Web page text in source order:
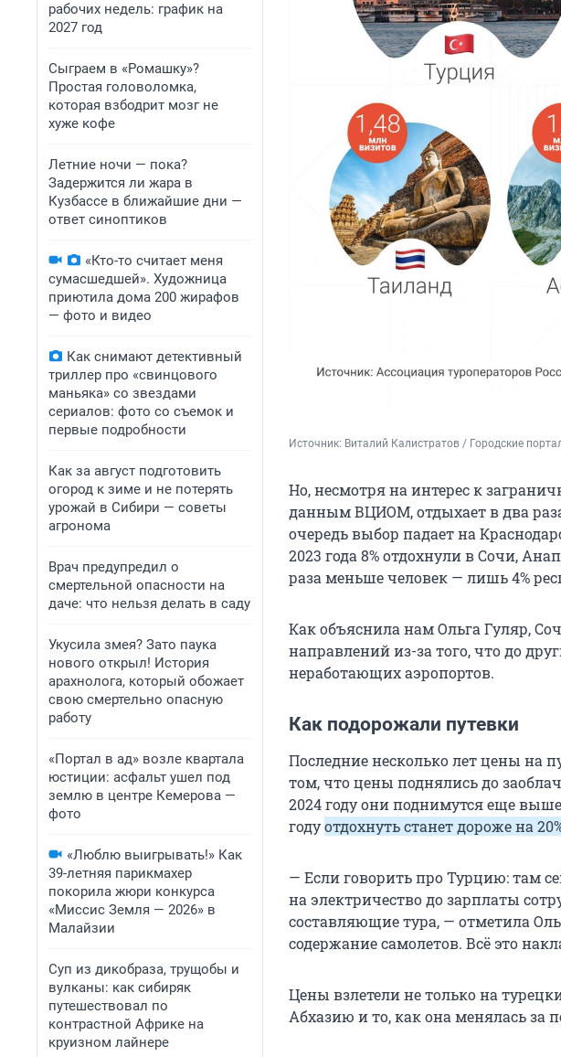
рабочих недель: график на
2027 год
Сыграем в «Ромашку»?
Простая головоломка,
которая взбодрит мозг не
хуже кофе
Летние ночи — пока?
Задержится ли жара в
Кузбассе в ближайшие дни —
ответ синоптиков
«Кто-то считает меня
сумасшедшей». Художница
приютила дома 200 жирафов
— фото и видео
Как снимают детективный
триллер про «свинцового
маньяка» со звездами
сериалов: фото со съемок и
первые подробности
Как за август подготовить
огород к зиме и не потерять
урожай в Сибири — советы
агронома
Врач предупредил о
смертельной опасности на
даче: что нельзя делать в саду
Укусила змея? Зато паука
нового открыл! История
арахнолога, который обожает
свою смертельно опасную
работу
«Портал в ад» возле квартала
юстиции: асфальт ушел под
землю в центре Кемерова —
фото
«Люблю выигрывать!» Как
39-летняя парикмахер
покорила жюри конкурса
«Миссис Земля — 2026» в
Малайзии
Суп из дикобраза, трущобы и
вулканы: как сибиряк
путешествовал по
контрастной Африке на
круизном лайнере
Источник: Виталий Калистратов / Городские
Но, несмотря на интерес к
данным ВЦИОМ, отдыхает в два
очередь выбор падает на
2023 года 8% отдохнули в Сочи,
раза меньше человек — лишь 4%
Как объяснила нам Ольга Гуляр,
направлений из-за того, что до
неработающих аэропортов.
Как подорожали путевки
Последние несколько лет цены на
том, что цены поднялись до
2024 году они поднимутся еще
годуотдохнуть станет дороже на
— Если говорить про Турцию: там
на электричество до зарплаты
составляющие тура, — отметила
содержание самолетов. Всё это
Цены взлетели не только на
Абхазию и то, как она менялась за